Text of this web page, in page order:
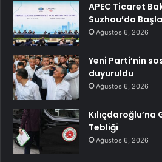
APEC Ticaret
Suzhou’da
Ağustos 6, 2026
Yeni Parti’nin
duyuruldu
Ağustos 6, 2026
Kılıçdaroğlu’na
Tebliği
Ağustos 6, 2026